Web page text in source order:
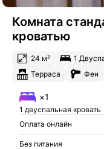
Комната
кроватью
24 м² 1
Терраса
Фен
×1
1 двуспальная кровать
Оплата онлайн
Без питания